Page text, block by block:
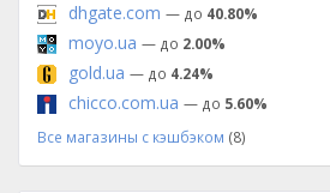
dhgate.com — до 40.80%
moyo.ua — до 2.00%
gold.ua — до 4.24%
chicco.com.ua — до 5.60%
Все магазины с кэшбэком (8)